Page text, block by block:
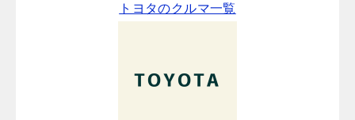
トヨタのクルマ一覧